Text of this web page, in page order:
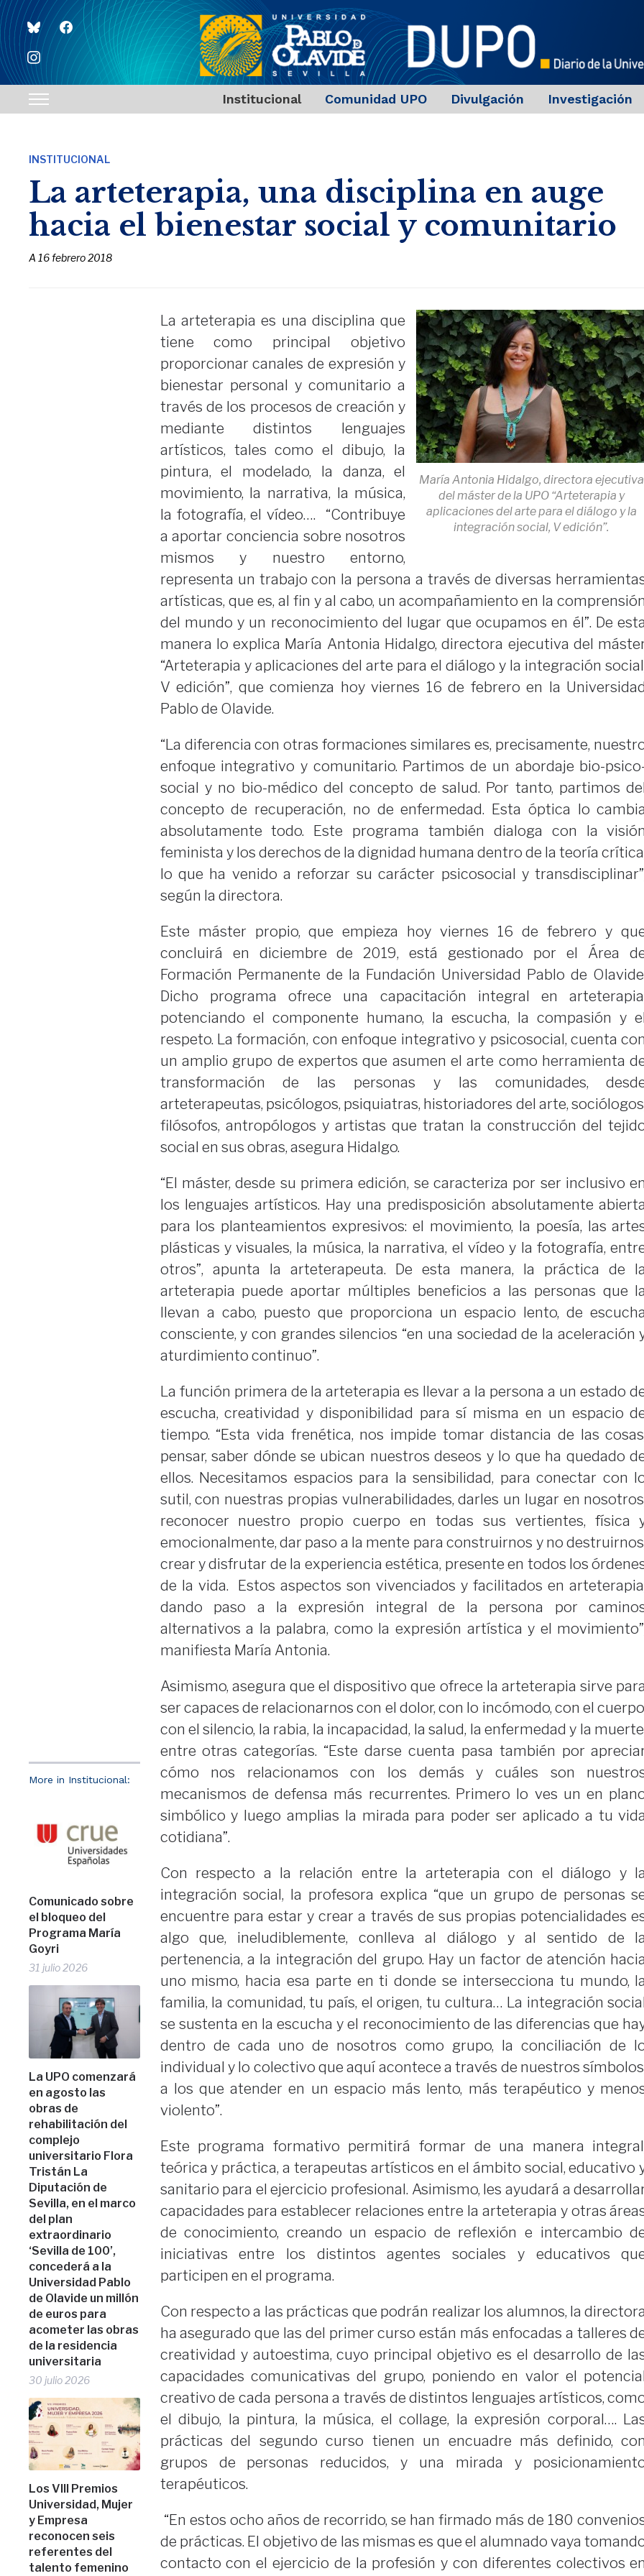
blueskyfacebook
instagram
Toggle
navigation
Institucional Comunidad UPO Divulgación Investigación
INSTITUCIONAL
La arteterapia, una disciplina en auge
hacia el bienestar social y comunitario
A 16 febrero 2018
More in Institucional:
Comunicado sobre
el bloqueo del
Programa María
Goyri
31 julio 2026
La UPO comenzará
en agosto las
obras de
rehabilitación del
complejo
universitario Flora
Tristán La
Diputación de
Sevilla, en el marco
del plan
extraordinario
‘Sevilla de 100’,
concederá a la
Universidad Pablo
de Olavide un millón
de euros para
acometer las obras
de la residencia
universitaria
30 julio 2026
Los VIII Premios
Universidad, Mujer
y Empresa
reconocen seis
referentes del
talento femenino
María Antonia Hidalgo, directora ejecutiva
del máster de la UPO “Arteterapia y
aplicaciones del arte para el diálogo y la
integración social, V edición”.
La arteterapia es una disciplina que
tiene como principal objetivo
proporcionar canales de expresión y
bienestar personal y comunitario a
través de los procesos de creación y
mediante distintos lenguajes
artísticos, tales como el dibujo, la
pintura, el modelado, la danza, el
movimiento, la narrativa, la música,
la fotografía, el vídeo…. “Contribuye
a aportar conciencia sobre nosotros
mismos y nuestro entorno,
representa un trabajo con la persona a través de diversas
artísticas, que es, al fin y al cabo, un acompañamiento en la comprensión
del mundo y un reconocimiento del lugar que ocupamos en él”. De esta
manera lo explica María Antonia Hidalgo, directora ejecutiva del
“Arteterapia y aplicaciones del arte para el diálogo y la integración
V edición”, que comienza hoy viernes 16 de febrero en la Universidad
Pablo de Olavide.
“La diferencia con otras formaciones similares es, precisamente,
enfoque integrativo y comunitario. Partimos de un abordaje bio-
social y no bio-médico del concepto de salud. Por tanto, partimos del
concepto de recuperación, no de enfermedad. Esta óptica lo cambia
absolutamente todo. Este programa también dialoga con la visión
feminista y los derechos de la dignidad humana dentro de la teoría
lo que ha venido a reforzar su carácter psicosocial y
según la directora.
Este máster propio, que empieza hoy viernes 16 de febrero y
concluirá en diciembre de 2019, está gestionado por el Área
Formación Permanente de la Fundación Universidad Pablo de
Dicho programa ofrece una capacitación integral en
potenciando el componente humano, la escucha, la compasión y el
respeto. La formación, con enfoque integrativo y psicosocial, cuenta con
un amplio grupo de expertos que asumen el arte como herramienta
transformación de las personas y las comunidades,
arteterapeutas, psicólogos, psiquiatras, historiadores del arte,
filósofos, antropólogos y artistas que tratan la construcción del
social en sus obras, asegura Hidalgo.
“El máster, desde su primera edición, se caracteriza por ser inclusivo en
los lenguajes artísticos. Hay una predisposición absolutamente abierta
para los planteamientos expresivos: el movimiento, la poesía, las
plásticas y visuales, la música, la narrativa, el vídeo y la fotografía,
otros”, apunta la arteterapeuta. De esta manera, la práctica de la
arteterapia puede aportar múltiples beneficios a las personas que la
llevan a cabo, puesto que proporciona un espacio lento, de escucha
consciente, y con grandes silencios “en una sociedad de la aceleración
aturdimiento continuo”.
La función primera de la arteterapia es llevar a la persona a un estado
escucha, creatividad y disponibilidad para sí misma en un espacio
tiempo. “Esta vida frenética, nos impide tomar distancia de las
pensar, saber dónde se ubican nuestros deseos y lo que ha quedado
ellos. Necesitamos espacios para la sensibilidad, para conectar con
sutil, con nuestras propias vulnerabilidades, darles un lugar en
reconocer nuestro propio cuerpo en todas sus vertientes, física
emocionalmente, dar paso a la mente para construirnos y no
crear y disfrutar de la experiencia estética, presente en todos los
de la vida. Estos aspectos son vivenciados y facilitados en
dando paso a la expresión integral de la persona por
alternativos a la palabra, como la expresión artística y el
manifiesta María Antonia.
Asimismo, asegura que el dispositivo que ofrece la arteterapia sirve para
ser capaces de relacionarnos con el dolor, con lo incómodo, con el
con el silencio, la rabia, la incapacidad, la salud, la enfermedad y la
entre otras categorías. “Este darse cuenta pasa también por
cómo nos relacionamos con los demás y cuáles son
mecanismos de defensa más recurrentes. Primero lo ves un en
simbólico y luego amplias la mirada para poder ser aplicado a tu vida
cotidiana”.
Con respecto a la relación entre la arteterapia con el diálogo y la
integración social, la profesora explica “que un grupo de personas
encuentre para estar y crear a través de sus propias potencialidades
algo que, ineludiblemente, conlleva al diálogo y al sentido de la
pertenencia, a la integración del grupo. Hay un factor de atención hacia
uno mismo, hacia esa parte en ti donde se intersecciona tu mundo, la
familia, la comunidad, tu país, el origen, tu cultura… La integración social
se sustenta en la escucha y el reconocimiento de las diferencias que
dentro de cada uno de nosotros como grupo, la conciliación de
individual y lo colectivo que aquí acontece a través de nuestros
a los que atender en un espacio más lento, más terapéutico y
violento”.
Este programa formativo permitirá formar de una manera
teórica y práctica, a terapeutas artísticos en el ámbito social, educativo
sanitario para el ejercicio profesional. Asimismo, les ayudará a
capacidades para establecer relaciones entre la arteterapia y otras
de conocimiento, creando un espacio de reflexión e intercambio
iniciativas entre los distintos agentes sociales y educativos
participen en el programa.
Con respecto a las prácticas que podrán realizar los alumnos, la directora
ha asegurado que las del primer curso están más enfocadas a talleres
creatividad y autoestima, cuyo principal objetivo es el desarrollo de
capacidades comunicativas del grupo, poniendo en valor el potencial
creativo de cada persona a través de distintos lenguajes artísticos,
el dibujo, la pintura, la música, el collage, la expresión corporal….
prácticas del segundo curso tienen un encuadre más definido, con
grupos de personas reducidos, y una mirada y
terapéuticos.
“En estos ocho años de recorrido, se han firmado más de 180
de prácticas. El objetivo de las mismas es que el alumnado vaya
contacto con el ejercicio de la profesión y con diferentes colectivos en